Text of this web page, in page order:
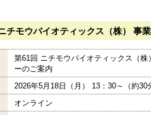
チモウバイオティックス（株） 事
第61回 ニチモウバイオティックス（株
ーのご案内
2026年5月18日（月） 13：30～（約30
オンライン